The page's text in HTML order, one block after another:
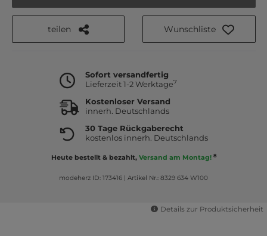
teilen Wunschliste
Sofort versandfertig
Lieferzeit 1-2 Werktage7
Kostenloser Versand
innerh. Deutschlands
30 Tage Rückgaberecht
kostenlos innerh. Deutschlands
Heute bestellt & bezahlt, Versand am Montag! 8
modeherz ID: 173416 Artikel Nr.: 8329 634 W100
Details zur Produktsicherheit